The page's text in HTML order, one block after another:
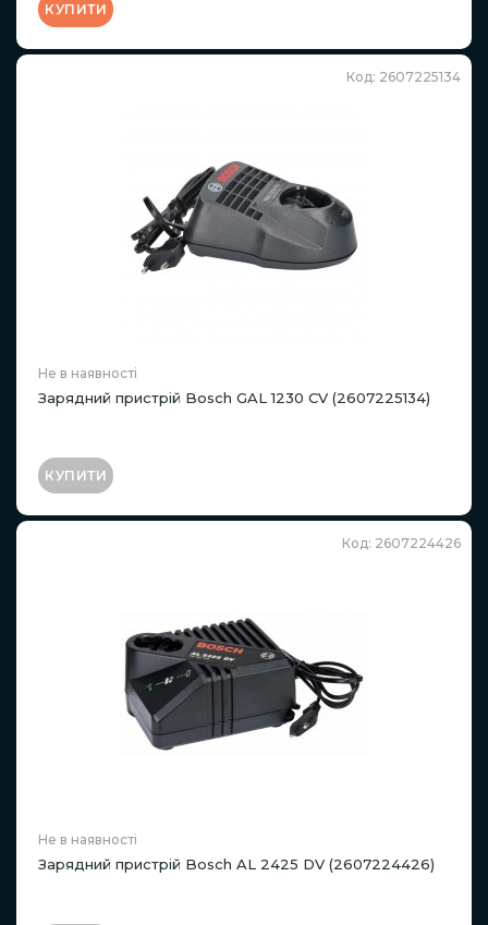
КУПИТИ
Код: 2607225134
Не в наявності
Зарядний пристрій Bosch GAL 1230 CV (2607225134)
КУПИТИ
Код: 2607224426
Не в наявності
Зарядний пристрій Bosch AL 2425 DV (2607224426)